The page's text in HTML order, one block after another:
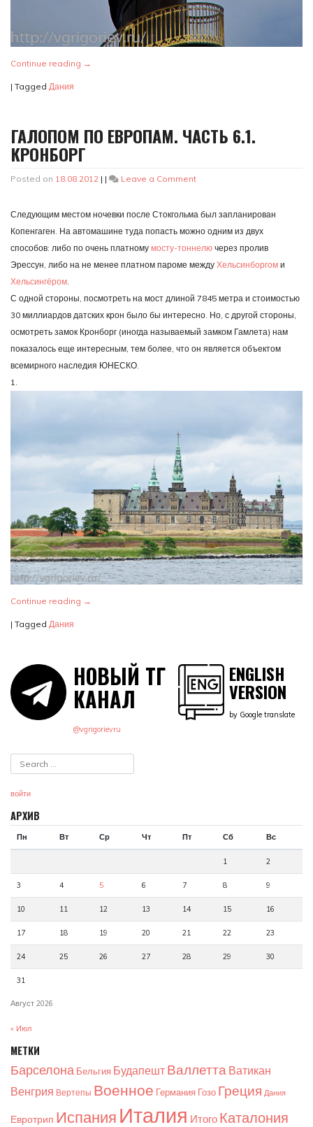
Continue reading →
| Tagged Дания
ГАЛОПОМ ПО ЕВРОПАМ. ЧАСТЬ 6.1.
КРОНБОРГ
Posted on 18.08.2012 | | Leave a Commenton
Европам.
Часть
Кронборг
Следующим местом ночевки после Стокгольма был запланирован
Копенгаген. На автомашине туда попасть можно одним из двух
способов: либо по очень платному мосту-тоннелю через пролив
Эрессун, либо на не менее платном пароме между Хельсинборгом и
Хельсингёром.
С одной стороны, посмотреть на мост длиной 7845 метра и стоимостью
30 миллиардов датских крон было бы интересно. Но, с другой стороны,
осмотреть замок Кронборг (иногда называемый замком Гамлета) нам
показалось еще интересным, тем более, что он является объектом
всемирного наследия ЮНЕСКО.
1.
Continue reading →
| Tagged Дания
НОВЫЙ ТГ
КАНАЛ
@vgrigorievru
ENGLISH
VERSION
by Google translate
войти
АРХИВ
Август 2026
Пн Вт Ср Чт Пт Сб Вс
1 2
3 4 5 6 7 8 9
10 11 12 13 14 15 16
17 18 19 20 21 22 23
24 25 26 27 28 29 30
31
« Июл
МЕТКИ
Барселона Бельгия Будапешт Валлетта Ватикан
Венгрия Вертепы Военное Германия Гозо Греция Дания
Евротрип Испания Италия Итого Каталония